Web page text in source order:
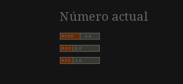
Número actual